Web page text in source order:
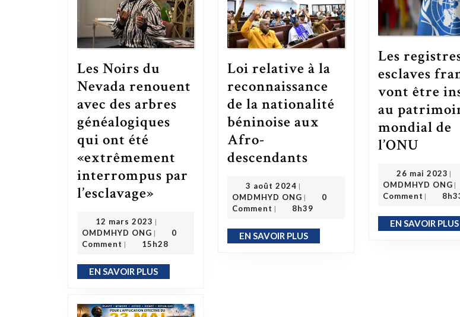
Les Noirs du
Nevada renouent
avec des arbres
généalogiques
qui ont été
«extrêmement
interrompus par
l’esclavage»
12 mars 2023 12 mars 2023
|
OMDMHYD ONG
OMDMHYD ONG
|
0
Comment | 15h28
EN SAVOIR PLUSEN SAVOIR PLUS
Loi relative à la
reconnaissance
de la nationalité
béninoise aux
Afro-
descendants Loi relative à la reconnaissance de la nationalité béninoise aux Afro-descendants
3 août 2024 3 août 2024
|
OMDMHYD ONG |
0
Comment | 8h39
EN SAVOIR PLUSEN SAVOIR PLUS
Les
esclaves
vont être
au
mondial de
l’ONULes registres des esclaves français vont être inscrits au patrimoine mondial de l’ONU
26 mai 2023 26 mai
|
OMDMHYD ONG |
Comment |
EN SAVOIR PLUS